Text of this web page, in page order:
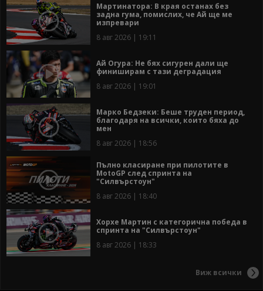
Мартинатора: В края останах без
задна гума, помислих, че Ай ще ме
изпревари
8 авг 2026 | 19:11
Ай Огура: Не бях сигурен дали ще
финиширам с тази деградация
8 авг 2026 | 19:01
Марко Бедзеки: Беше труден период,
благодаря на всички, които бяха до
мен
8 авг 2026 | 18:56
Пълно класиране при пилотите в
MotoGP след спринта на
"Силвърстоун"
8 авг 2026 | 18:40
Хорхе Мартин с категорична победа в
спринта на "Силвърстоун"
8 авг 2026 | 18:33
Виж всички